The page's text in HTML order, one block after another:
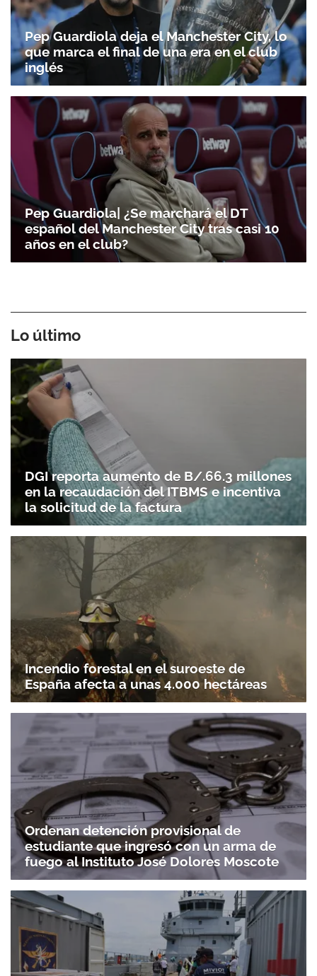
Pep Guardiola deja el Manchester City, lo
que marca el final de una era en el club
inglés
Pep Guardiola| ¿Se marchará el DT
español del Manchester City tras casi 10
años en el club?
Lo último
DGI reporta aumento de B/.66.3 millones
en la recaudación del ITBMS e incentiva
la solicitud de la factura
Incendio forestal en el suroeste de
España afecta a unas 4.000 hectáreas
Ordenan detención provisional de
estudiante que ingresó con un arma de
fuego al Instituto José Dolores Moscote